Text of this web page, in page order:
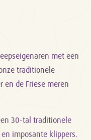
met een
traditionele
en de Friese meren
30-tal traditionele
imposante klippers.